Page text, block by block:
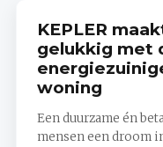
KEPLER
gelukkig met
woning
Een duurzame én
mensen een droom